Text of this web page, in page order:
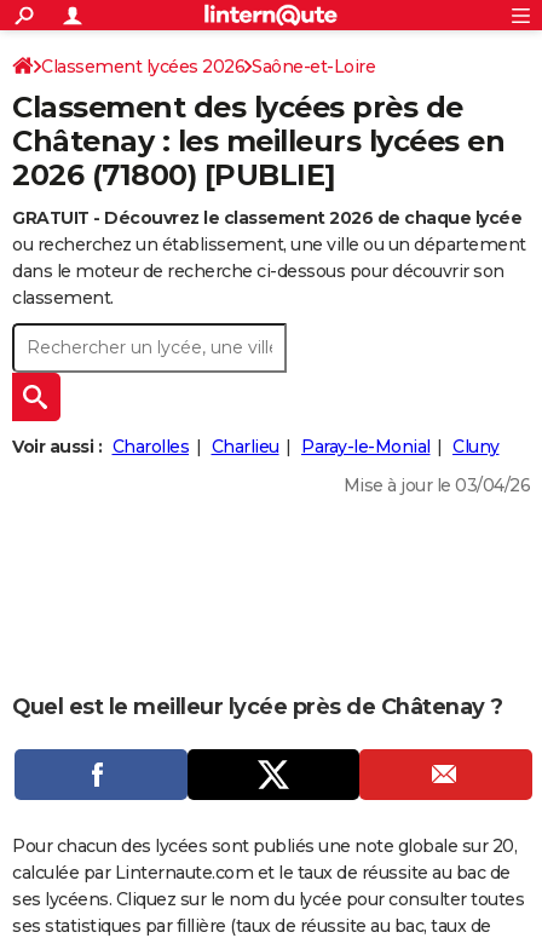
ACTUALITÉS
Politique
Société
Faits Divers
Education
Monde
Villes
+
SPORT
Coupe du monde 2026
Football
Tennis
Cyclisme
Rugby
Forum
CULTURE
Programme TV
TNT
Streaming
Cinéma
Sorties cinéma
Musique
+
FINANCE
Retraite
Impôts
Epargne
Immobilier
Risques naturels par ville
Banque
Assurance
Crédit
AUTO
Essais
Réserver un essai
Citadines
Berlines
SUV
Forum auto
+
HIGH-TECH
BRICOLAGE
Forum
Aménagement intérieur
Extérieur
Cuisine
Salle de bains
Jardinage
Rangement
+WEEK-END
Guides de France
Escapades
Patrimoine
Expositions
Musées
Week-end nature
+
LIFESTYLE
CARTE DE VOEUX
Carte de Noël
Carte Bonne année
Carte Saint-Valentin
Carte Pâques
Carte d'anniversaire
DICTIONNAIRE
COPAINS D'AVANT
S'inscrire
Se connecter
Lycées
Collèges
Primaires
Universités
Entreprises
Service militaire
Avis de recherche
AVIS DE DÉCÈS
S'inscrire
Connexion
Classement lycées 2026 Saône-et-Loire
Classement des lycées près de
Châtenay : les meilleurs lycées en
2026 (71800) [PUBLIE]
GRATUIT - Découvrez le classement 2026 de chaque lycée
ou recherchez un établissement, une ville ou un département
dans le moteur de recherche ci-dessous pour découvrir son
classement.
Voir aussi : Charolles Charlieu Paray-le-Monial
Cluny
Mise à jour le 03/04/26
Quel est le meilleur lycée près de Châtenay ?
Pour chacun des lycées sont publiés une note globale sur 20,
calculée par Linternaute.com et le taux de réussite au bac de
ses lycéens. Cliquez sur le nom du lycée pour consulter toutes
ses statistiques par fillière (taux de réussite au bac, taux de